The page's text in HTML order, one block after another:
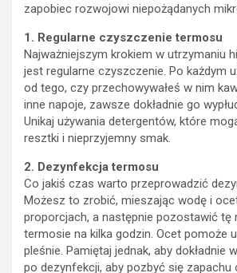
zapobiec rozwojowi niepożądanych
1. Regularne czyszczenie termosu
Najważniejszym krokiem w utrzymaniu
jest regularne czyszczenie. Po każdym
od tego, czy przechowywałeś w nim
inne napoje, zawsze dokładnie go
Unikaj używania detergentów, które
resztki i nieprzyjemny smak.
2. Dezynfekcja termosu
Co jakiś czas warto przeprowadzić
Możesz to zrobić, mieszając wodę i
proporcjach, a następnie pozostawić tę
termosie na kilka godzin. Ocet pomoże
pleśnie. Pamiętaj jednak, aby dokładnie
po dezynfekcji, aby pozbyć się zapachu